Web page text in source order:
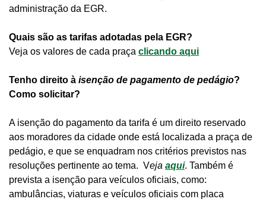
administração da EGR.
Quais são as tarifas adotadas pela EGR?
Veja os valores de cada praça clicando aqui
Tenho direito à isenção de pagamento de pedágio?
Como solicitar?
A isenção do pagamento da tarifa é um direito reservado
aos moradores da cidade onde está localizada a praça de
pedágio, e que se enquadram nos critérios previstos nas
resoluções pertinente ao tema. Veja aqui. Também é
prevista a isenção para veículos oficiais, como:
ambulâncias, viaturas e veículos oficiais com placa